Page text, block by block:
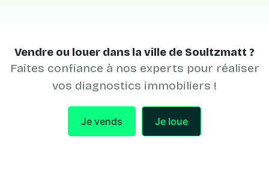
Vendre ou louer dans la ville de Soultzmatt ?
Faites confiance à nos experts pour réaliser
vos diagnostics immobiliers !
Je vends Je loue